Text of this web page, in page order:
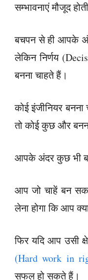
सम्भावनाएं मौजूद
बचपन से ही आपके
लेकिन निर्णय
बनना चाहते हैं।
कोई इंजीनियर बनना
तो कोई कुछ और
आपके अंदर कुछ भी
आप जो चाहें बन
लेना होगा कि आप
फिर यदि आप उसी
(Hard work in
सफल हो सकते हैं।